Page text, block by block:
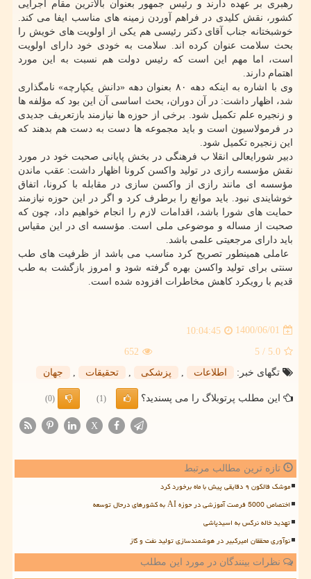
رهبری بر عهده دارند و رئیس جمهور بعنوان بالاترین مقام اجرایی
کشور، نقش کلیدی در فراهم آوردن زمینه های مناسب ایفا می کند.
خوشبختانه جناب آقای دکتر رئیسی هم یکی از اولویت های خویش را
بحث سلامت عنوان کرده اند. سلامت به خودی خود دارای اولویت
است، اما مهم این است که رئیس دولت هم نسبت به این مورد
اهتمام دارند.
وی با اشاره به اینکه دهه ۸۰ بعنوان دهه «دانش یکپارچه» نامگذاری
شد، اظهار داشت: در آن دوران، بحث اساسی آن این بود که مؤلفه ها
و زنجیره علم تکمیل شود. برخی از حوزه ها نیازمند بازتعریف جدیدی
در فرمولاسیون است و باید مجموعه ها دست به دست هم بدهند که
این زنجیره تکمیل شود.
دبیر شورایعالی انقلا ب فرهنگی در بخش پایانی صحبت خود در مورد
نقش مؤسسه رازی در تولید واکسن کرونا اظهار داشت: عقب ماندن
مؤسسه ای مانند رازی از واکسن سازی در مقابله با کرونا، اتفاق
خوشایندی نبود. باید موانع را برطرف کرد و اگر در این حوزه نیازمند
حمایت های شورا باشد، اقدامات لازم را انجام خواهیم داد، چون که
صحبت از مساله و موضوعی ملی است. مؤسسه ای در این مقیاس
باید دارای مرجعیتی علمی باشد.
 عاملی همینطور تصریح کرد مناسب می باشد از ظرفیت های طب
سنتی برای تولید واکسن بهره گرفته شود و امروز بازگشت به طب
قدیم با رویکرد کاهش مخاطرات افزوده شده است.
1400/06/01
10:04:45
5.0
/ 5
652
تگهای خبر:
اطلاعات پزشكی تحقیقات جهان
این مطلب پرتوبلاگ را می پسندید؟ (1)
(0)
X
تازه ترین مطالب مرتبط
موشک فالکون ۹ دقایقی پیش با ماه برخورد کرد
اختصاص 5000 فرصت آموزشی در حوزه AI به کشورهای درحال توسعه
تهدید خاله نرگس به اسیدپاشی
نوآوری محققان امیرکبیر در هوشمندسازی تولید نفت و گاز
نظرات بینندگان در مورد این مطلب